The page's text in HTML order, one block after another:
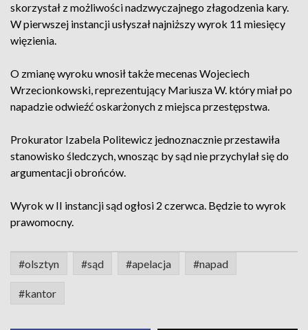
skorzystał z możliwości nadzwyczajnego złagodzenia kary.
W pierwszej instancji usłyszał najniższy wyrok 11 miesięcy
więzienia.
O zmianę wyroku wnosił także mecenas Wojeciech
Wrzecionkowski, reprezentujący Mariusza W. który miał po
napadzie odwieźć oskarżonych z miejsca przestępstwa.
Prokurator Izabela Politewicz jednoznacznie przestawiła
stanowisko śledczych, wnosząc by sąd nie przychylał się do
argumentacji obrońców.
Wyrok w II instancji sąd ogłosi 2 czerwca. Będzie to wyrok
prawomocny.
#olsztyn #sąd #apelacja #napad
#kantor